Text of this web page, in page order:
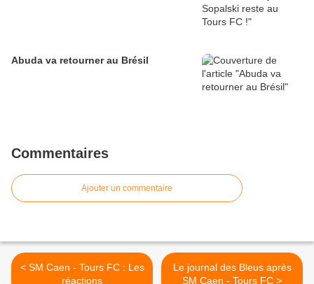
Abuda va retourner au Brésil
Commentaires
Ajouter un commentaire
< SM Caen - Tours FC : Les
réactions
Le journal des Bleus après
SM Caen - Tours FC >